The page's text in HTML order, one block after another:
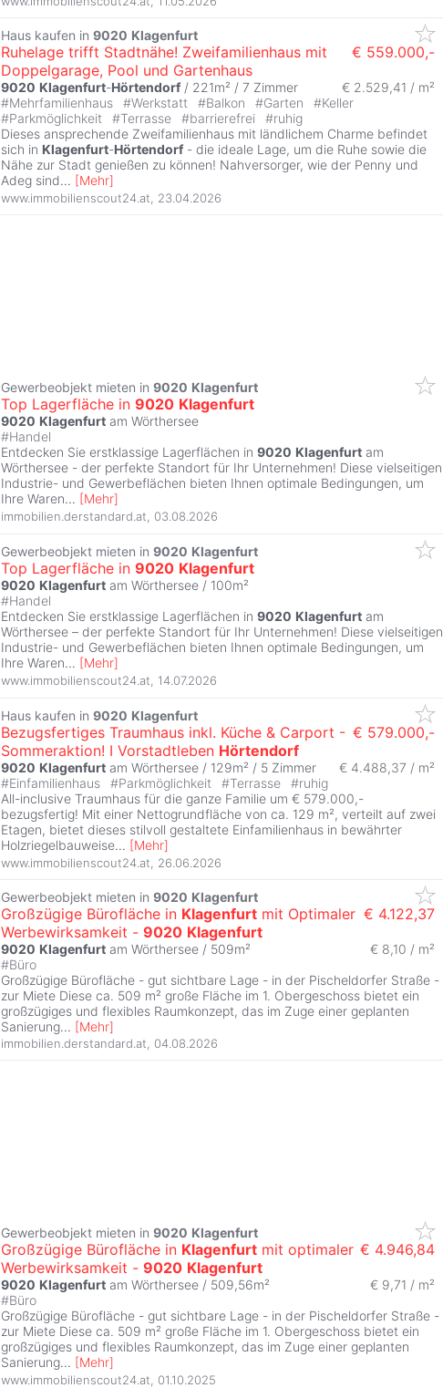
Haus kaufen in 9020 Klagenfurt
Ruhelage trifft Stadtnähe! Zweifamilienhaus mit
Doppelgarage, Pool und Gartenhaus
€ 559.000,-
9020 Klagenfurt-Hörtendorf / 221m² / 7 Zimmer
€ 2.529,41 / m²
#Mehrfamilienhaus #Werkstatt #Balkon #Garten #Keller
#Parkmöglichkeit #Terrasse #barrierefrei #ruhig
Dieses ansprechende Zweifamilienhaus mit ländlichem Charme befindet
sich in Klagenfurt-Hörtendorf - die ideale Lage, um die Ruhe sowie die
Nähe zur Stadt genießen zu können! Nahversorger, wie der Penny und
Adeg sind... [Mehr]
www.immobilienscout24.at 23.04.2026
Gewerbeobjekt mieten in 9020 Klagenfurt
Top Lagerfläche in 9020 Klagenfurt
9020 Klagenfurt am Wörthersee
#Handel
Entdecken Sie erstklassige Lagerflächen in 9020 Klagenfurt am
Wörthersee - der perfekte Standort für Ihr Unternehmen! Diese vielseitigen
Industrie- und Gewerbeflächen bieten Ihnen optimale Bedingungen, um
Ihre Waren... [Mehr]
immobilien.derstandard.at 03.08.2026
Gewerbeobjekt mieten in 9020 Klagenfurt
Top Lagerfläche in 9020 Klagenfurt
9020 Klagenfurt am Wörthersee / 100m²
#Handel
Entdecken Sie erstklassige Lagerflächen in 9020 Klagenfurt am
Wörthersee – der perfekte Standort für Ihr Unternehmen! Diese vielseitigen
Industrie- und Gewerbeflächen bieten Ihnen optimale Bedingungen, um
Ihre Waren... [Mehr]
www.immobilienscout24.at 14.07.2026
Haus kaufen in 9020 Klagenfurt
Bezugsfertiges Traumhaus inkl. Küche & Carport -
Sommeraktion! I Vorstadtleben Hörtendorf
€ 579.000,-
9020 Klagenfurt am Wörthersee / 129m² / 5 Zimmer
€ 4.488,37 / m²
#Einfamilienhaus #Parkmöglichkeit #Terrasse #ruhig
All-inclusive Traumhaus für die ganze Familie um € 579.000,-
bezugsfertig! Mit einer Nettogrundfläche von ca. 129 m², verteilt auf zwei
Etagen, bietet dieses stilvoll gestaltete Einfamilienhaus in bewährter
Holzriegelbauweise... [Mehr]
www.immobilienscout24.at 26.06.2026
Gewerbeobjekt mieten in 9020 Klagenfurt
Großzügige Bürofläche in Klagenfurt mit Optimaler
Werbewirksamkeit - 9020 Klagenfurt
€ 4.122,37
9020 Klagenfurt am Wörthersee / 509m² € 8,10 / m²
#Büro
Großzügige Bürofläche - gut sichtbare Lage - in der Pischeldorfer Straße -
zur Miete Diese ca. 509 m² große Fläche im 1. Obergeschoss bietet ein
großzügiges und flexibles Raumkonzept, das im Zuge einer geplanten
Sanierung... [Mehr]
immobilien.derstandard.at 04.08.2026
Gewerbeobjekt mieten in 9020 Klagenfurt
Großzügige Bürofläche in Klagenfurt mit optimaler
Werbewirksamkeit - 9020 Klagenfurt
€ 4.946,84
9020 Klagenfurt am Wörthersee / 509,56m²
€ 9,71 / m²
#Büro
Großzügige Bürofläche - gut sichtbare Lage - in der Pischeldorfer Straße -
zur Miete Diese ca. 509 m² große Fläche im 1. Obergeschoss bietet ein
großzügiges und flexibles Raumkonzept, das im Zuge einer geplanten
Sanierung... [Mehr]
www.immobilienscout24.at 01.10.2025